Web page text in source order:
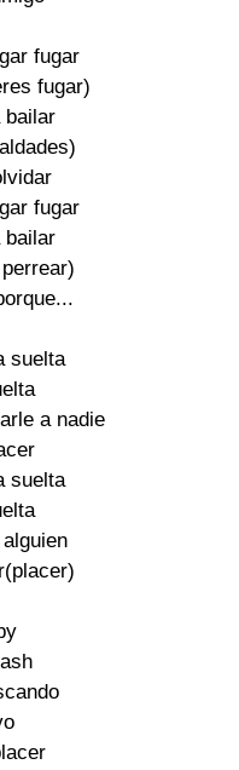
fugar
fugar)
bailar
fugar
bailar
suelta
a nadie
suelta